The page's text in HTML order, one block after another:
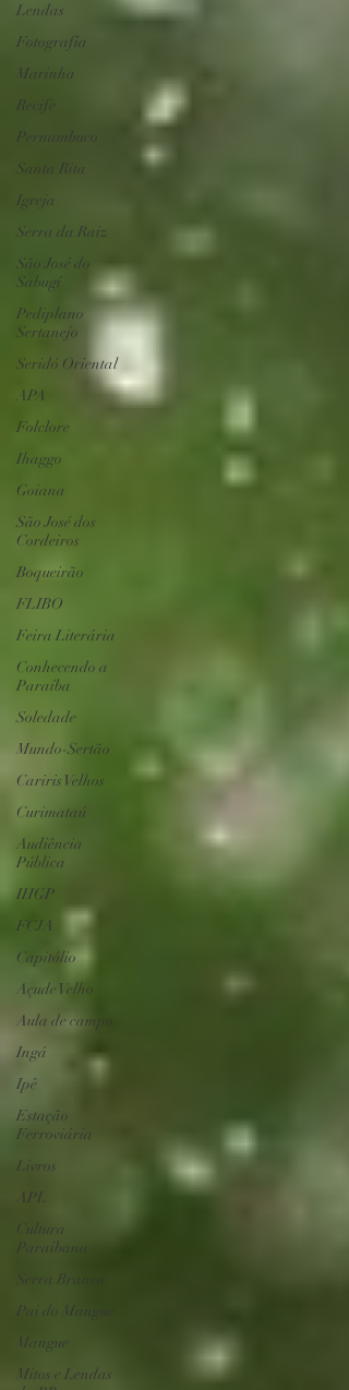
Lendas
Fotografia
Marinha
Recife
Pernambuco
Santa Rita
Igreja
Serra da Raiz
São José do
Sabugí
Pediplano
Sertanejo
Seridó Oriental
APA
Folclore
Ihaggo
Goiana
São José dos
Cordeiros
Boqueirão
FLIBO
Feira Literária
Conhecendo a
Paraíba
Soledade
Mundo-Sertão
Cariris Velhos
Curimataú
Audiência
Pública
IHGP
FCJA
Capitólio
Açude Velho
Aula de campo
Ingá
Ipê
Estação
Ferroviária
Livros
APL
Cultura
Paraibana
Serra Branca
Pai do Mangue
Mangue
Mitos e Lendas